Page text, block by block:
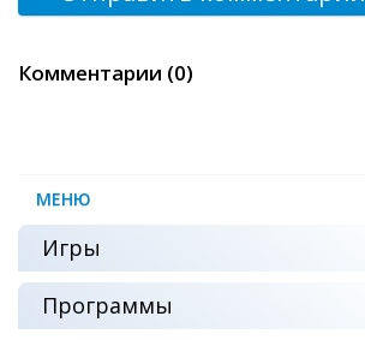
Комментарии (0)
МЕНЮ
Игры
Программы